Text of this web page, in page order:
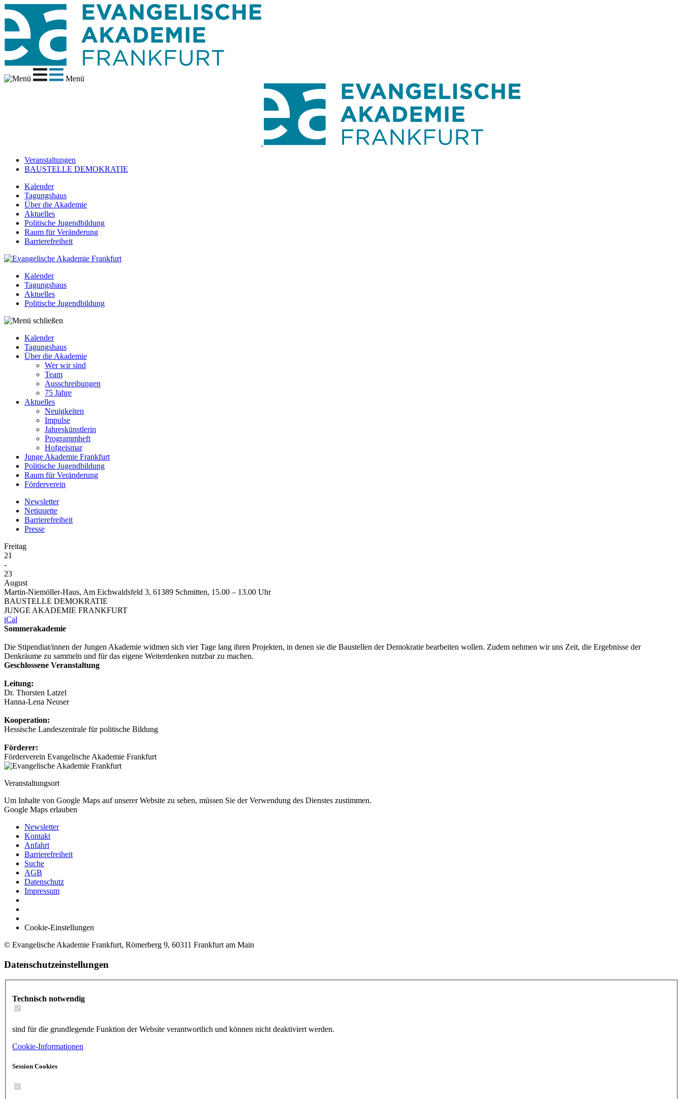
Menü
Veranstaltungen
BAUSTELLE DEMOKRATIE
Kalender
Tagungshaus
Über die Akademie
Aktuelles
Politische Jugendbildung
Raum für Veränderung
Barrierefreiheit
Kalender
Tagungshaus
Aktuelles
Politische Jugendbildung
Kalender
Tagungshaus
Über die Akademie
Wer wir sind
Team
Ausschreibungen
75 Jahre
Aktuelles
Neuigkeiten
Impulse
Jahreskünstlerin
Programmheft
Hofgeismar
Junge Akademie Frankfurt
Politische Jugendbildung
Raum für Veränderung
Förderverein
Newsletter
Netiquette
Barrierefreiheit
Presse
Freitag
21
-
23
August
Martin-Niemöller-Haus, Am Eichwaldsfeld 3, 61389 Schmitten, 15.00 – 13.00 Uhr
BAUSTELLE DEMOKRATIE
JUNGE AKADEMIE FRANKFURT
iCal
Sommerakademie
Die Stipendiat/innen der Jungen Akademie widmen sich vier Tage lang ihren Projekten, in denen sie die Baustellen der Demokratie bearbeiten wollen. Zudem nehmen wir uns Zeit, die Ergebnisse der
Denkräume zu sammeln und für das eigene Weiterdenken nutzbar zu machen.
Geschlossene Veranstaltung
Leitung:
Dr. Thorsten Latzel
Hanna-Lena Neuser
Kooperation:
Hessische Landeszentrale für politische Bildung
Förderer:
Förderverein Evangelische Akademie Frankfurt
Veranstaltungsort
Um Inhalte von Google Maps auf unserer Website zu sehen, müssen Sie der Verwendung des Dienstes zustimmen.
Google Maps erlauben
Newsletter
Kontakt
Anfahrt
Barrierefreiheit
Suche
AGB
Datenschutz
Impressum
Cookie-Einstellungen
© Evangelische Akademie Frankfurt, Römerberg 9, 60311 Frankfurt am Main
Datenschutzeinstellungen
Technisch notwendig
sind für die grundlegende Funktion der Website verantwortlich und können nicht deaktiviert werden.
Cookie-Informationen
Session Cookies